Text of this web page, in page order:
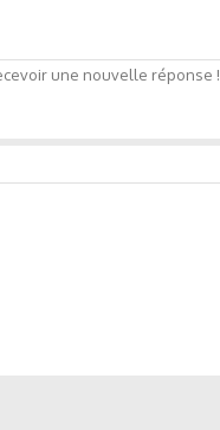
une nouvelle réponse !